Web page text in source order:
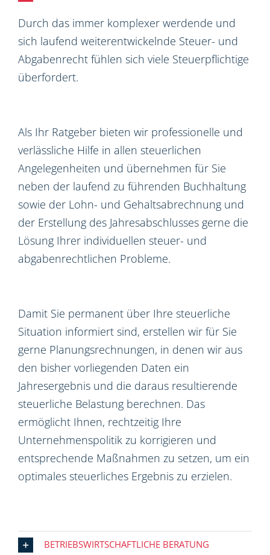
Durch das immer komplexer werdende und
sich laufend weiterentwickelnde Steuer- und
Abgabenrecht fühlen sich viele Steuerpflichtige
überfordert.
Als Ihr Ratgeber bieten wir professionelle und
verlässliche Hilfe in allen steuerlichen
Angelegenheiten und übernehmen für Sie
neben der laufend zu führenden Buchhaltung
sowie der Lohn- und Gehaltsabrechnung und
der Erstellung des Jahresabschlusses gerne die
Lösung Ihrer individuellen steuer- und
abgabenrechtlichen Probleme.
Damit Sie permanent über Ihre steuerliche
Situation informiert sind, erstellen wir für Sie
gerne Planungsrechnungen, in denen wir aus
den bisher vorliegenden Daten ein
Jahresergebnis und die daraus resultierende
steuerliche Belastung berechnen. Das
ermöglicht Ihnen, rechtzeitig Ihre
Unternehmenspolitik zu korrigieren und
entsprechende Maßnahmen zu setzen, um ein
optimales steuerliches Ergebnis zu erzielen.
BETRIEBSWIRTSCHAFTLICHE BERATUNG